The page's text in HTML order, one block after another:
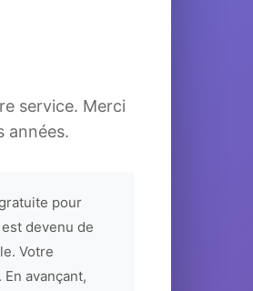
service. Merci
années.
pour
devenu de
Votre
avançant,